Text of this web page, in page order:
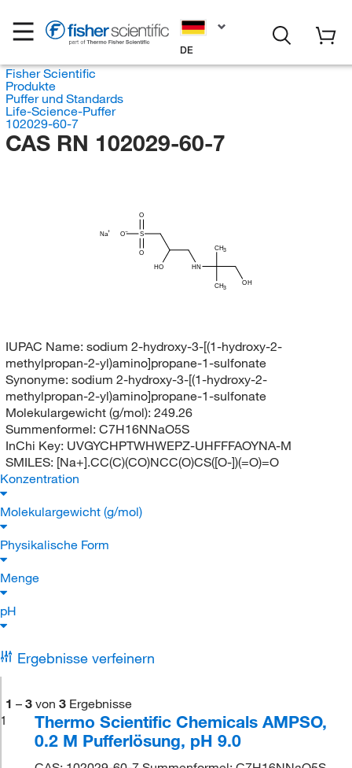
DE
Fisher Scientific
Produkte
Puffer und Standards
Life-Science-Puffer
102029-60-7
CAS RN 102029-60-7
CH3
CH3
OH
HN
S
O
O
O
HO
Na
IUPAC Name: sodium 2-hydroxy-3-[(1-hydroxy-2-
methylpropan-2-yl)amino]propane-1-sulfonate
Synonyme: sodium 2-hydroxy-3-[(1-hydroxy-2-
methylpropan-2-yl)amino]propane-1-sulfonate
Molekulargewicht (g/mol): 249.26
Summenformel: C7H16NNaO5S
InChi Key: UVGYCHPTWHWEPZ-UHFFFAOYNA-M
SMILES: [Na+].CC(C)(CO)NCC(O)CS([O-])(=O)=O
Konzentration
Molekulargewicht (g/mol)
Physikalische Form
Menge
pH
Ergebnisse verfeinern
1 – 3 von 3 Ergebnisse
1
Thermo Scientific Chemicals AMPSO,
0.2 M Pufferlösung, pH 9.0